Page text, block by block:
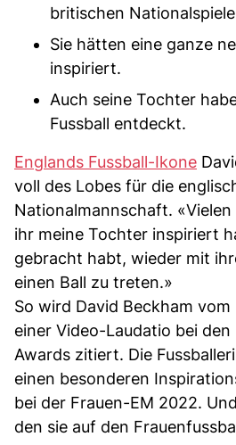
britischen
Sie hätten eine ganze
inspiriert.
Auch seine Tochter
Fussball entdeckt.
Englands Fussball-Ikone
voll des Lobes für die
Nationalmannschaft. «Vielen
ihr meine Tochter inspiriert
gebracht habt, wieder mit
einen Ball zu treten.»
So wird David Beckham
einer Video-Laudatio bei
Awards zitiert. Die
einen besonderen
bei der Frauen-EM 2022.
den sie auf den